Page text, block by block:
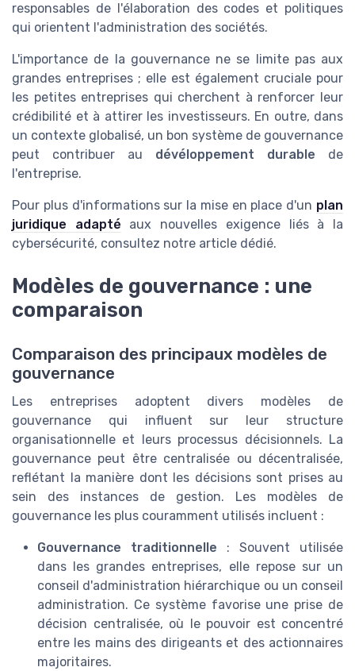
responsables de l'élaboration des codes et politiques
qui orientent l'administration des sociétés.
L'importance de la gouvernance ne se limite pas aux
grandes entreprises ; elle est également cruciale pour
les petites entreprises qui cherchent à renforcer leur
crédibilité et à attirer les investisseurs. En outre, dans
un contexte globalisé, un bon système de gouvernance
peut contribuer au dévéloppement durable de
l'entreprise.
Pour plus d'informations sur la mise en place d'un plan
juridique adapté aux nouvelles exigence liés à la
cybersécurité, consultez notre article dédié.
Modèles de gouvernance : une
comparaison
Comparaison des principaux modèles de
gouvernance
Les entreprises adoptent divers modèles de
gouvernance qui influent sur leur structure
organisationnelle et leurs processus décisionnels. La
gouvernance peut être centralisée ou décentralisée,
reflétant la manière dont les décisions sont prises au
sein des instances de gestion. Les modèles de
gouvernance les plus couramment utilisés incluent :
Gouvernance traditionnelle : Souvent utilisée
dans les grandes entreprises, elle repose sur un
conseil d'administration hiérarchique ou un conseil
administration. Ce système favorise une prise de
décision centralisée, où le pouvoir est concentré
entre les mains des dirigeants et des actionnaires
majoritaires.